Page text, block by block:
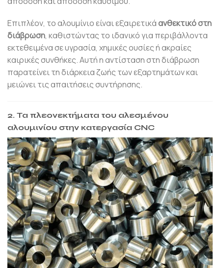
Επιπλέον, το αλουμίνιο είναι εξαιρετικάανθεκτικό στη
διάβρωση, καθιστώντας το ιδανικό για περιβάλλοντα
εκτεθειμένα σε υγρασία, χημικές ουσίες ή ακραίες
καιρικές συνθήκες. Αυτή η αντίσταση στη διάβρωση
παρατείνει τη διάρκεια ζωής των εξαρτημάτων και
μειώνει τις απαιτήσεις συντήρησης.
2. Τα πλεονεκτήματα του αλεσμένου
αλουμινίου στην κατεργασία CNC